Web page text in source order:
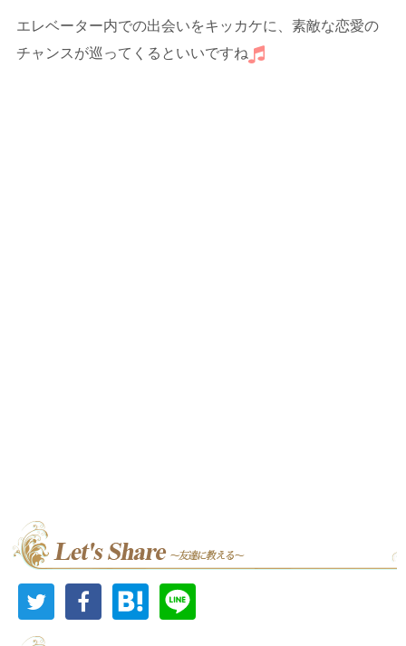
エレベーター内での出会いをキッカケに、素敵な恋愛の
チャンスが巡ってくるといいですね